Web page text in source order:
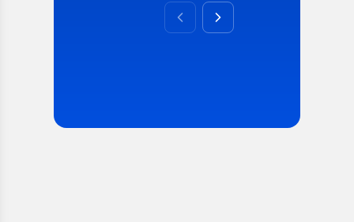
Previous slideNext slide